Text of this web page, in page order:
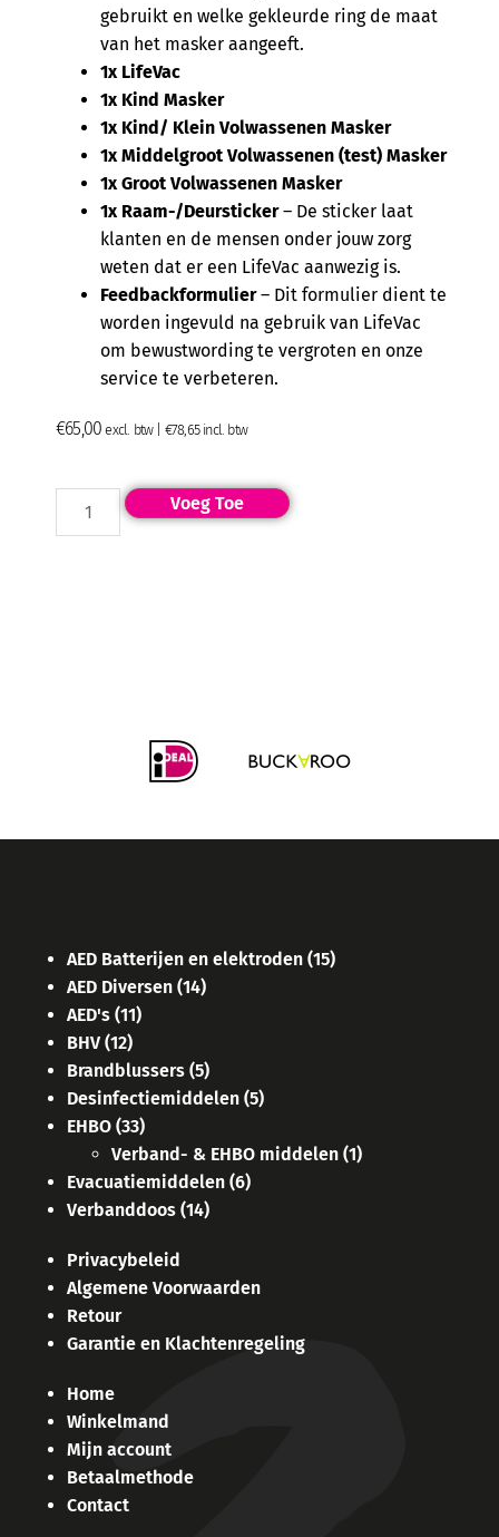
gebruikt en welke gekleurde ring de maat
van het masker aangeeft.
1x LifeVac
1x Kind Masker
1x Kind/ Klein Volwassenen Masker
1x Middelgroot Volwassenen (test) Masker
1x Groot Volwassenen Masker
1x Raam-/Deursticker– De sticker laat
klanten en de mensen onder jouw zorg
weten dat er een LifeVac aanwezig is.
Feedbackformulier– Dit formulier dient te
worden ingevuld na gebruik van LifeVac
om bewustwording te vergroten en onze
service te verbeteren.
€65,00 excl. btw | €78,65incl. btw
Voeg Toe
AED Batterijen en elektroden (15)
AED Diversen (14)
AED's (11)
BHV (12)
Brandblussers (5)
Desinfectiemiddelen (5)
EHBO (33)
Verband- & EHBO middelen (1)
Evacuatiemiddelen (6)
Verbanddoos (14)
Privacybeleid
Algemene Voorwaarden
Retour
Garantie en Klachtenregeling
Home
Winkelmand
Mijn account
Betaalmethode
Contact